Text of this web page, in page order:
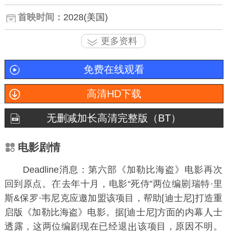
首映时间： 2028(美国)
更多资料
免费在线观看
高清HD下载
无删减加长高清完整版（BT）
电影剧情
Deadline消息：第六部《加勒比海盗》电影再次
回到原点。
去年十月，电影“死侍”两位编
瑞特·里
斯&保罗·韦尼克应邀加盟该项目，帮助[迪士尼]打造重
启版《加勒比海盗》电影。据[迪士尼]方面的内幕
士
透露，这两位编剧现在已经退
该项目，原因不明。